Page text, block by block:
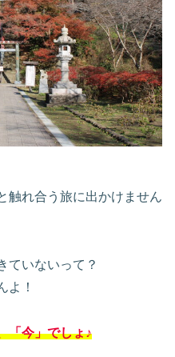
れ合う旅に出かけません
ていないって？
よ！
「今」でしょ♪